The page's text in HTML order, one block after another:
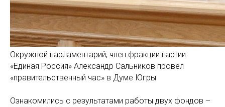
Окружной парламентарий, член фракции партии
«Единая Россия» Александр Сальников провел
«правительственный час» в Думе Югры
Ознакомились с результатами работы двух фондов –